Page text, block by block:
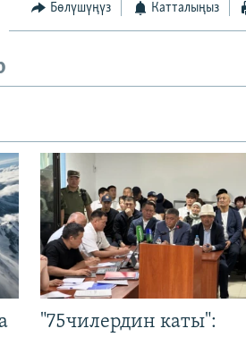
Бөлүшүңүз Катталыңыз
"75чилердин каты":